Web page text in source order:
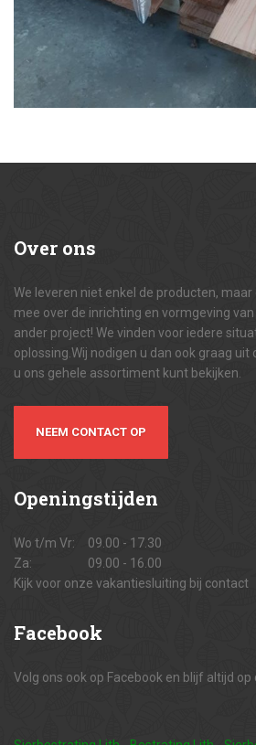
Over ons
We leveren niet enkel de producten,
mee over de inrichting en vormgeving
ander project! We vinden voor iedere
oplossing.Wij nodigen u dan ook graag
u ons gehele assortiment kunt bekijken.
NEEM CONTACT OP
Openingstijden
Wo t/m Vr:
09.00 - 17.30
Za:
09.00 - 16.00
Kijk voor onze vakantiesluiting bij contact
Facebook
Volg ons ook op Facebook en blijf altijd op